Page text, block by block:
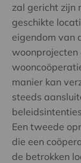
zal gericht zijn
geschikte
eigendom van
woonprojecten
manier kan
steeds
Een tweede
die een
de betrokken